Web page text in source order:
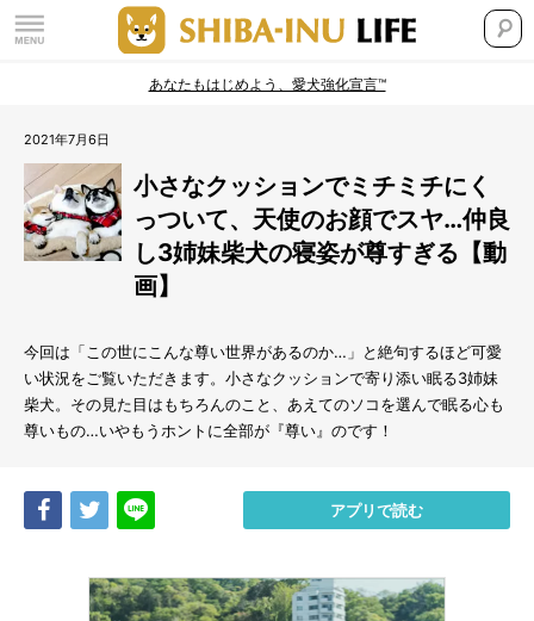
あなたもはじめよう、愛犬強化宣言™
2021年7月6日
小さなクッションでミチミチにく
っついて、天使のお顔でスヤ…仲良
し3姉妹柴犬の寝姿が尊すぎる【動
画】
今回は「この世にこんな尊い世界があるのか…」と絶句するほど可愛
い状況をご覧いただきます。小さなクッションで寄り添い眠る3姉妹
柴犬。その見た目はもちろんのこと、あえてのソコを選んで眠る心も
尊いもの…いやもうホントに全部が『尊い』のです！
Share Tweet アプリで読む